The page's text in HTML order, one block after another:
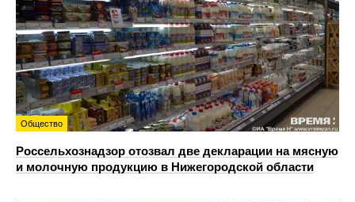
Общество
Россельхознадзор отозвал две декларации на мясную
и молочную продукцию в Нижегородской области